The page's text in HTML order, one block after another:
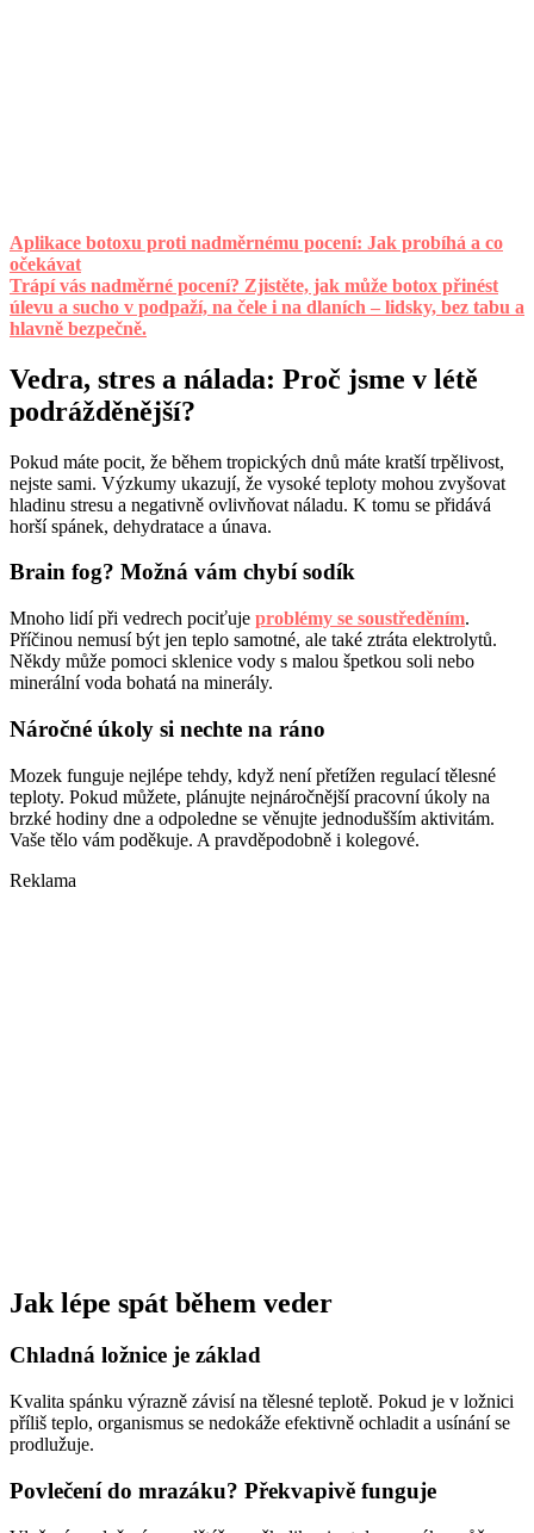
Aplikace botoxu proti nadměrnému pocení: Jak probíhá a co
očekávat
Trápí vás nadměrné pocení? Zjistěte, jak může botox přinést
úlevu a sucho v podpaží, na čele i na dlaních – lidsky, bez tabu a
hlavně bezpečně.
Vedra, stres a nálada: Proč jsme v létě
podrážděnější?
Pokud máte pocit, že během tropických dnů máte kratší trpělivost,
nejste sami. Výzkumy ukazují, že vysoké teploty mohou zvyšovat
hladinu stresu a negativně ovlivňovat náladu. K tomu se přidává
horší spánek, dehydratace a únava.
Brain fog? Možná vám chybí sodík
Mnoho lidí při vedrech pociťuje problémy se soustředěním.
Příčinou nemusí být jen teplo samotné, ale také ztráta elektrolytů.
Někdy může pomoci sklenice vody s malou špetkou soli nebo
minerální voda bohatá na minerály.
Náročné úkoly si nechte na ráno
Mozek funguje nejlépe tehdy, když není přetížen regulací tělesné
teploty. Pokud můžete, plánujte nejnáročnější pracovní úkoly na
brzké hodiny dne a odpoledne se věnujte jednodušším aktivitám.
Vaše tělo vám poděkuje. A pravděpodobně i kolegové.
Reklama
Jak lépe spát během veder
Chladná ložnice je základ
Kvalita spánku výrazně závisí na tělesné teplotě. Pokud je v ložnici
příliš teplo, organismus se nedokáže efektivně ochladit a usínání se
prodlužuje.
Povlečení do mrazáku? Překvapivě funguje